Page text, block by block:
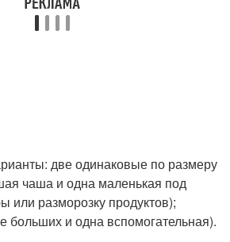
две одинаковые по размеру
чаша и одна маленькая под
или разморозку продуктов);
больших и одна вспомогательная).